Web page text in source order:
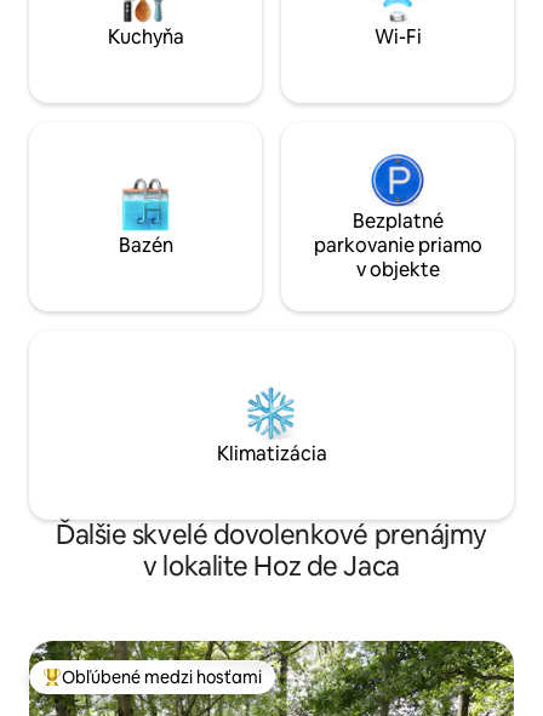
Kuchyňa Wi-Fi
Bazén
Bezplatné
parkovanie priamo
v objekte
Klimatizácia
Ďalšie skvelé dovolenkové prenájmy
v lokalite Hoz de Jaca
Najobľúbenejšie medzi hosťami
Obľúbené medzi hosťami